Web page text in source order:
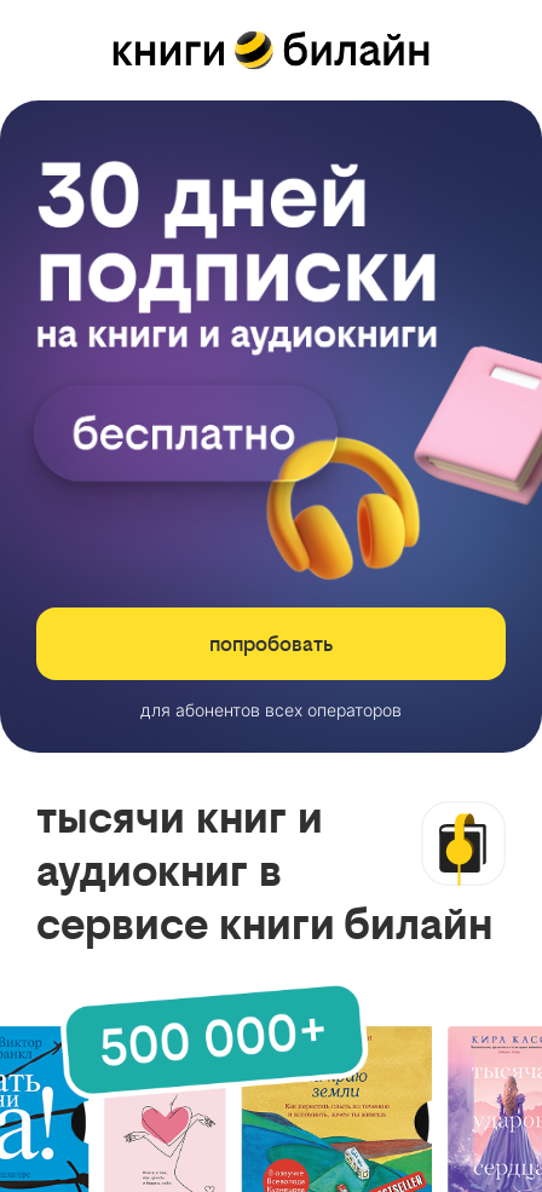
попробовать
для абонентов всех операторов
тысячи книг и
аудиокниг в
сервисе книги билайн